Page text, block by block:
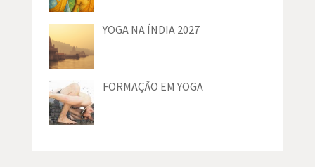
YOGA NA ÍNDIA 2027
FORMAÇÃO EM YOGA